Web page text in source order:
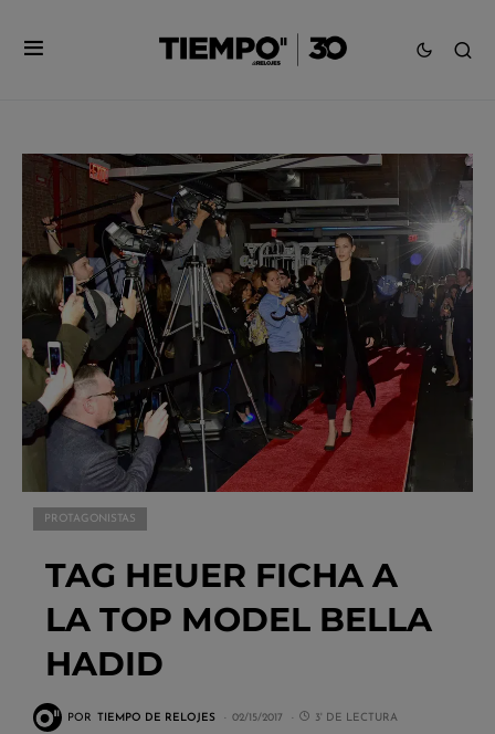
PROTAGONISTAS
TAG HEUER FICHA A
LA TOP MODEL BELLA
HADID
POR TIEMPO DE RELOJES 02/15/2017 3' DE LECTURA